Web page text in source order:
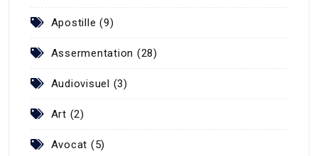
Apostille (9)
Assermentation (28)
Audiovisuel (3)
Art (2)
Avocat (5)